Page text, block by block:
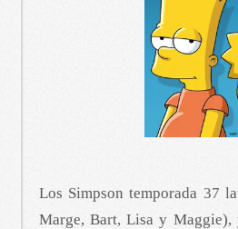
Los Simpson temporada 37
Marge, Bart, Lisa y